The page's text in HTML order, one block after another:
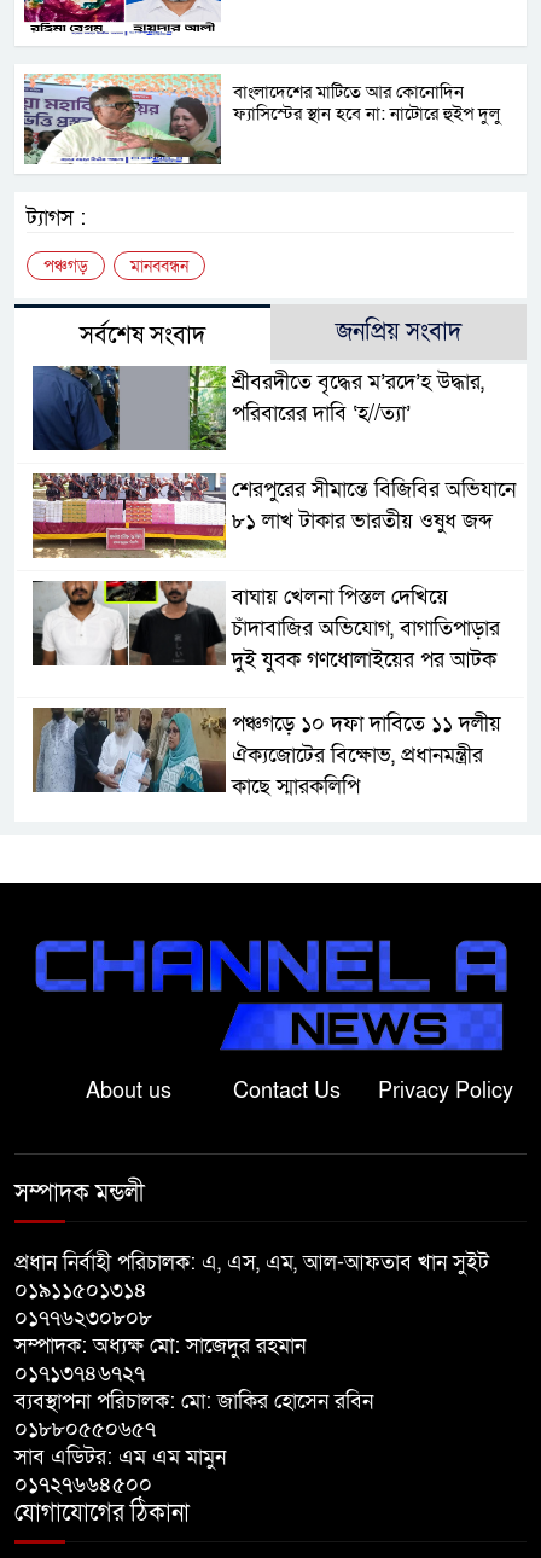
বাংলাদেশের মাটিতে আর কোনোদিন
ফ্যাসিস্টের স্থান হবে না: নাটোরে হুইপ দুলু
ট্যাগস :
পঞ্চগড় মানববন্ধন
সর্বশেষ সংবাদ জনপ্রিয় সংবাদ
শ্রীবরদীতে বৃদ্ধের ম’রদে’হ উদ্ধার,
পরিবারের দাবি ‘হ//ত্যা’
শেরপুরের সীমান্তে বিজিবির অভিযানে
৮১ লাখ টাকার ভারতীয় ওষুধ জব্দ
বাঘায় খেলনা পিস্তল দেখিয়ে
চাঁদাবাজির অভিযোগ, বাগাতিপাড়ার
দুই যুবক গণধোলাইয়ের পর আটক
পঞ্চগড়ে ১০ দফা দাবিতে ১১ দলীয়
ঐক্যজোটের বিক্ষোভ, প্রধানমন্ত্রীর
কাছে স্মারকলিপি
ঘণ্টার ব্যবধানে স্ত্রীরও মৃত্যু, শোকে
বাংলাদেশের মাটিতে আর কোনোদিন
ফ্যাসিস্টের স্থান হবে না: নাটোরে হুইপ
দুলু
লালপুরে নারীর ১ লাখ ৮০ হাজার টাকা
অভিযোগে বাগাতিপাড়ায় মানববন্ধন
সমাপনী ও পুরস্কার বিতরণ
About us Contact Us Privacy Policy
সম্পাদক মন্ডলী
প্রধান নির্বাহী পরিচালক: এ, এস, এম, আল-আফতাব খান সুইট
০১৯১১৫০১৩১৪
০১৭৭৬২৩০৮০৮
সম্পাদক: অধ্যক্ষ মো: সাজেদুর রহমান
০১৭১৩৭৪৬৭২৭
ব্যবস্থাপনা পরিচালক: মো: জাকির হোসেন রবিন
০১৮৮০৫৫০৬৫৭
সাব এডিটর: এম এম মামুন
০১৭২৭৬৬৪৫০০
যোগাযোগের ঠিকানা